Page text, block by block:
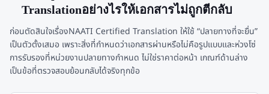
Translationอย่างไรให้เอกสารไม่ถูกตีกลับ
ก่อนตัดสินใจเรื่องNAATI Certified Translation ให้ใช้ “ปลายทางที่จะยื่น”
เป็นตัวตั้งเสมอ เพราะสิ่งที่กำหนดว่าเอกสารผ่านหรือไม่คือรูปแบบและห่วงโซ่
การรับรองที่หน่วยงานปลายทางกำหนด ไม่ใช่ราคาต่อหน้า เกณฑ์ด้านล่าง
เป็นข้อที่ตรวจสอบย้อนกลับได้จริงทุกข้อ